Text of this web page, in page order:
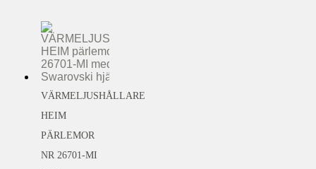
VÄRMELJUSHÅLLARE
HEIM
PÄRLEMOR
NR 26701-MI